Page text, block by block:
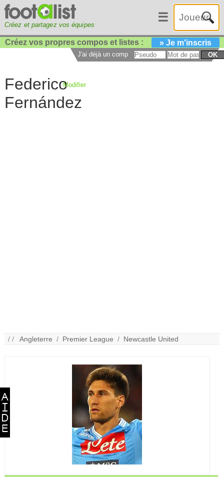
Créez et partagez vos équipes
☰
Créez vos propres compos et listes : » Je m'inscris
J'ai déjà un compte : OK
Federico
Fernández
Modifier
/ /Angleterre / Premier League / Newcastle United